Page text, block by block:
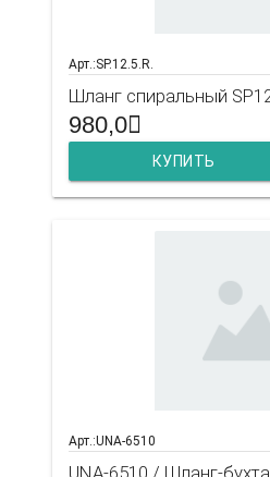
Арт.:SP.12.5.R.
Шланг спиральный
980,0
КУПИТЬ
Арт.:UNA-6510
UNA-6510 / Шланг-